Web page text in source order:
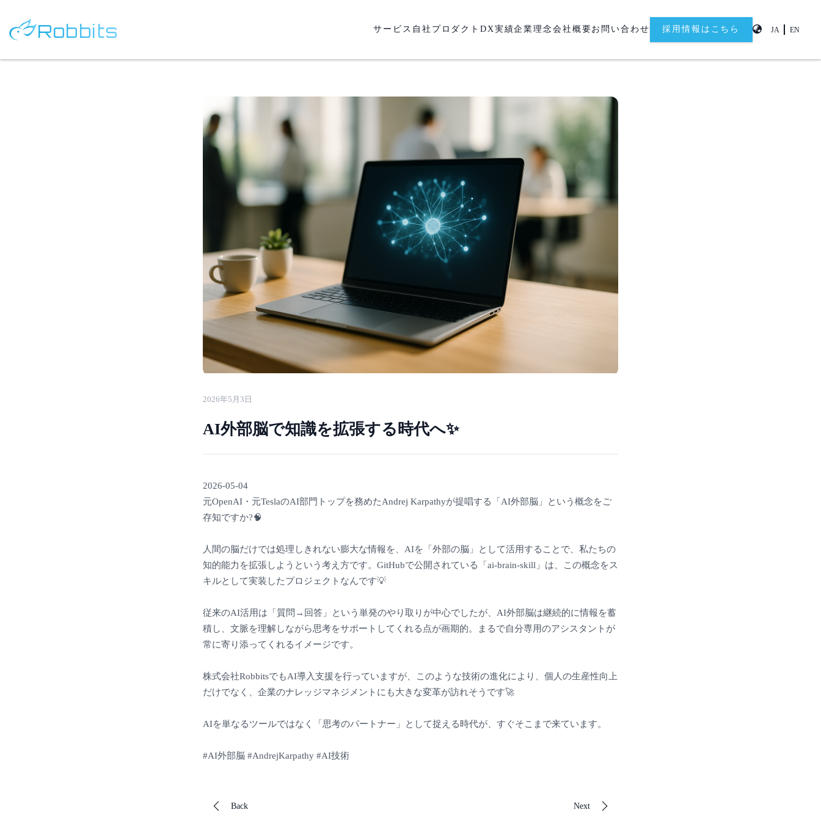
Robbits サービス 自社プロダクトDX実績企業理念 会社概要お問い合わせ 採用情報はこちら JA EN
2026年5月3日
AI外部脳で知識を拡張する時代へ✨
2026-05-04
元OpenAI・元TeslaのAI部門トップを務めたAndrej Karpathyが提唱する「AI外部脳」という概念をご
存知ですか?🧠
人間の脳だけでは処理しきれない膨大な情報を、AIを「外部の脳」として活用することで、私たちの
知的能力を拡張しようという考え方です。GitHubで公開されている「ai-brain-skill」は、この概念をス
キルとして実装したプロジェクトなんです💡
従来のAI活用は「質問→回答」という単発のやり取りが中心でしたが、AI外部脳は継続的に情報を蓄
積し、文脈を理解しながら思考をサポートしてくれる点が画期的。まるで自分専用のアシスタントが
常に寄り添ってくれるイメージです。
株式会社RobbitsでもAI導入支援を行っていますが、このような技術の進化により、個人の生産性向上
だけでなく、企業のナレッジマネジメントにも大きな変革が訪れそうです🚀
AIを単なるツールではなく「思考のパートナー」として捉える時代が、すぐそこまで来ています。
#AI外部脳 #AndrejKarpathy #AI技術
Back Next